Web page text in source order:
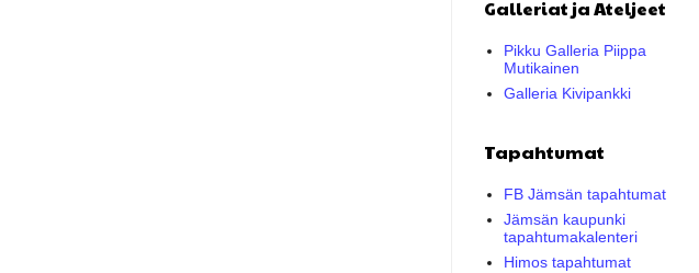
Galleriat ja Ateljeet
Pikku Galleria Piippa
Mutikainen
Galleria Kivipankki
Tapahtumat
FB Jämsän tapahtumat
Jämsän kaupunki
tapahtumakalenteri
Himos tapahtumat